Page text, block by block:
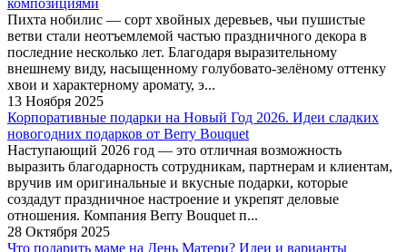
Пихта нобилис — сорт хвойных деревьев, чьи пушистые
ветви стали неотъемлемой частью праздничного декора в
последние несколько лет. Благодаря выразительному
внешнему виду, насыщенному голубовато-зелёному оттенку
хвои и характерному аромату, э...
13 Ноября 2025
Корпоративные подарки на Новый Год 2026. Идеи сладких
новогодних подарков от Berry Bouquet
Наступающий 2026 год — это отличная возможность
выразить благодарность сотрудникам, партнерам и клиентам,
вручив им оригинальные и вкусные подарки, которые
создадут праздничное настроение и укрепят деловые
отношения. Компания Berry Bouquet п...
28 Октября 2025
Что подарить маме на День Матери? Идеи и варианты